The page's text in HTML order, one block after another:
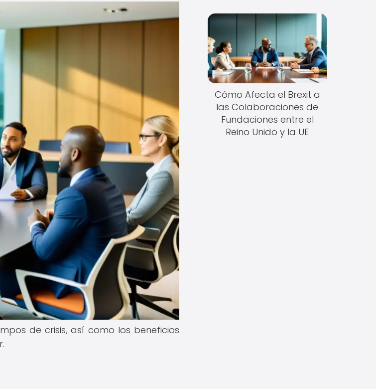
de crisis, así como los beneficios
Cómo Afecta el Brexit a
las Colaboraciones de
Fundaciones entre el
Reino Unido y la UE